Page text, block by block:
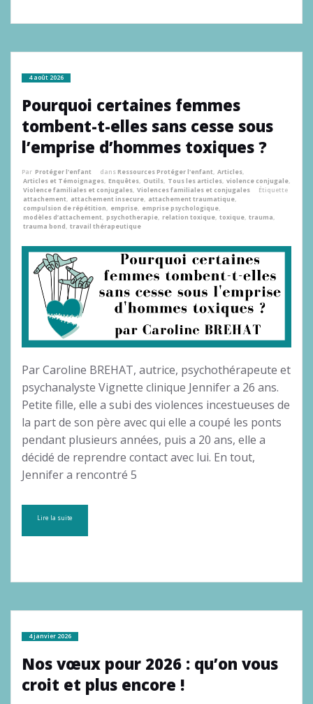
4 août 2026
Pourquoi certaines femmes
tombent-t-elles sans cesse sous
l’emprise d’hommes toxiques ?
Par Protéger l'enfant dansRessources Protéger l'enfant, Articles,
Articles et Témoignages, Enquêtes, Outils, Tous les articles, violence conjugale,
Violence familiales et conjugales, Violences familiales et conjugales
Étiquette
attachement, attachement insecure, attachement traumatique,
compulsion de répétition, emprise, emprise psychologique,
modèles d’attachement, psychotherapie, relation toxique, toxique, trauma,
trauma bond, travail thérapeutique
Par Caroline BREHAT, autrice, psychothérapeute et
psychanalyste Vignette clinique Jennifer a 26 ans.
Petite fille, elle a subi des violences incestueuses de
la part de son père avec qui elle a coupé les ponts
pendant plusieurs années, puis a 20 ans, elle a
décidé de reprendre contact avec lui. En tout,
Jennifer a rencontré 5
Lire la suite
4 janvier 2026
Nos vœux pour 2026 : qu’on vous
croit et plus encore !